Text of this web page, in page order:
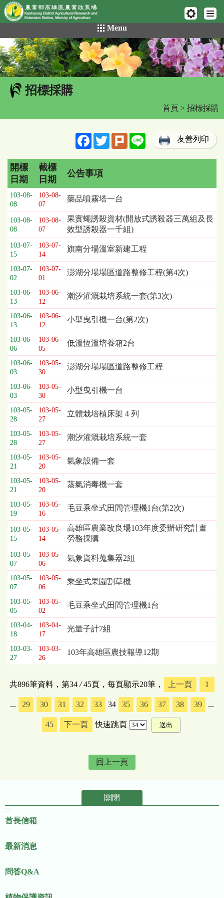
網頁置頂
到
主
要
內
容
區
Menu
::: 招標採購
首頁 > 招標採購
FacebookTwitterPlurk Line 友善列印
招
標
採
購
列
表，
欄
位
依
序
為：
開
標
日
期、
截
標
日
期、
公
告
事
項
開標
日期
截標
日期
公告事項
103-08-
08
103-08-
07
藥品噴霧塔一台
103-08-
08
103-08-
07
果實蠅誘殺資材(開放式誘殺器三萬組及長
效型誘殺器一千組)
103-07-
15
103-07-
14
旗南分場溫室新建工程
103-07-
02
103-07-
01
澎湖分場場區道路整修工程(第4次)
103-06-
13
103-06-
12
潮汐灌溉栽培系統一套(第3次)
103-06-
13
103-06-
12
小型曳引機一台(第2次)
103-06-
06
103-06-
05
低溫恆溫培養箱2台
103-06-
03
103-05-
30
澎湖分場場區道路整修工程
103-06-
03
103-05-
30
小型曳引機一台
103-05-
28
103-05-
27
立體栽培植床架 4 列
103-05-
28
103-05-
27
潮汐灌溉栽培系統一套
103-05-
21
103-05-
20
氣象設備一套
103-05-
21
103-05-
20
蒸氣消毒機一套
103-05-
19
103-05-
16
毛豆乘坐式田間管理機1台(第2次)
103-05-
15
103-05-
14
高雄區農業改良場103年度委辦研究計畫
勞務採購
103-05-
07
103-05-
06
氣象資料蒐集器2組
103-05-
07
103-05-
06
乘坐式果園割草機
103-05-
05
103-05-
02
毛豆乘坐式田間管理機1台
103-04-
18
103-04-
17
光量子計7組
103-03-
27
103-03-
26
103年高雄區農技報導12期
共896筆資料，第34/45頁，每頁顯示20筆， 上一頁 1
... 29 30 31 32 33 34 35 36 37 38 39 ...
45 下一頁 快速跳頁
回上一頁
關閉
首長信箱
最新消息
問答Q&A